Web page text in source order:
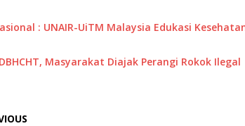
: UNAIR-UiTM Malaysia Edukasi
Masyarakat Diajak Perangi Rokok Ilegal